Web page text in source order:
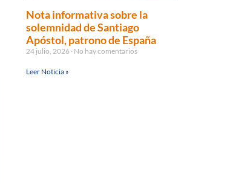
Nota informativa sobre la
solemnidad de Santiago
Apóstol, patrono de España
24 julio, 2026 No hay comentarios
Leer Noticia »